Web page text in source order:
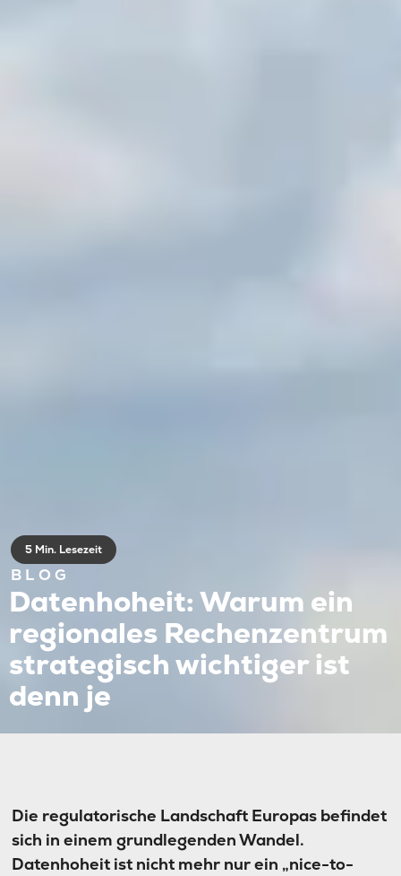
BLOG
5 Min. Lesezeit
Datenhoheit: Warum ein
regionales Rechenzentrum
strategisch wichtiger ist
denn je
Die regulatorische Landschaft Europas befindet
sich in einem grundlegenden Wandel.
Datenhoheit ist nicht mehr nur ein „nice-to-